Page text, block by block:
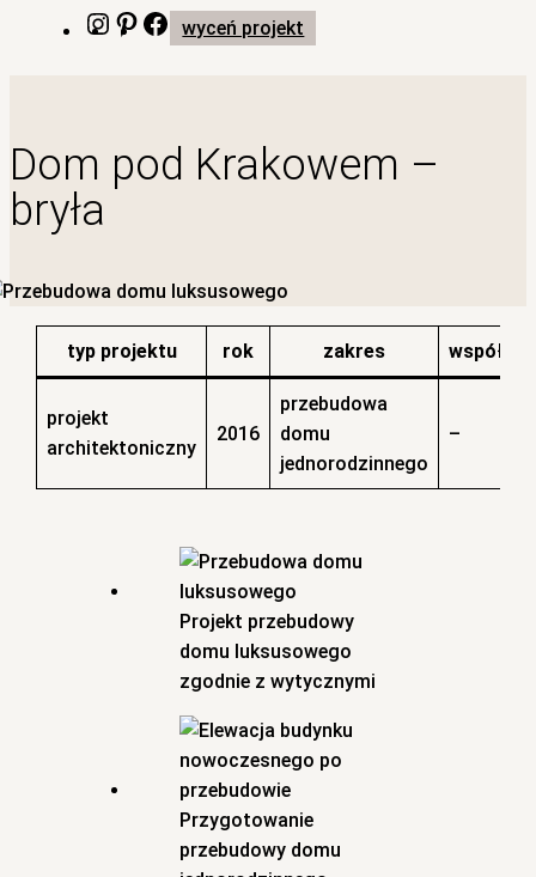
Instagram
Pinterest
Facebook
wyceń projekt
Dom pod Krakowem –
bryła
typ projektu rok zakres
projekt
architektoniczny
2016
przebudowa
domu
jednorodzinnego
–
Projekt przebudowy
domu luksusowego
zgodnie z wytycznymi
Przygotowanie
przebudowy domu